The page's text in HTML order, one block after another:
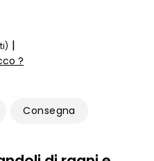
|
?
Consegna